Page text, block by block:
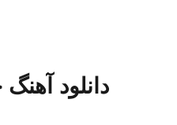
دانلود